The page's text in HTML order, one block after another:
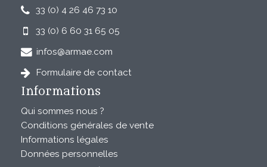
33 (0) 4 26 46 73 10
33 (0) 6 60 31 65 05
infos@armae.com
Formulaire de contact
Informations
Qui sommes nous ?
Conditions générales de vente
Informations légales
Données personnelles